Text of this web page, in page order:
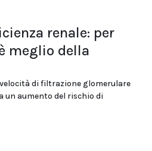
renale: per
meglio della
di filtrazione glomerulare
un aumento del rischio di